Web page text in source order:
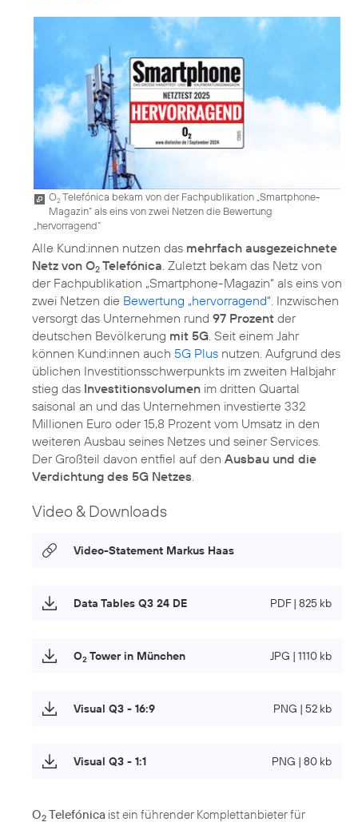
O2Telefónica bekam von der Fachpublikation „Smartphone-
Magazin“ als eins von zwei Netzen die Bewertung
„hervorragend“
Alle Kund:innen nutzen das mehrfach ausgezeichnete
Netz von O2 Telefónica. Zuletzt bekam das Netz von
der Fachpublikation „Smartphone-Magazin“ als eins von
zwei Netzen die Bewertung „hervorragend“. Inzwischen
versorgt das Unternehmen rund 97 Prozent der
deutschen Bevölkerung mit 5G. Seit einem Jahr
können Kund:innen auch 5G Plus nutzen. Aufgrund des
üblichen Investitionsschwerpunkts im zweiten Halbjahr
stieg das Investitionsvolumen im dritten Quartal
saisonal an und das Unternehmen investierte 332
Millionen Euro oder 15,8 Prozent vom Umsatz in den
weiteren Ausbau seines Netzes und seiner Services.
Der Großteil davon entfiel auf den Ausbau und die
Verdichtung des 5G Netzes.
Video & Downloads
Video-Statement Markus Haas
Data Tables Q3 24 DE PDF | 825 kb
O2 Tower in München JPG | 1110 kb
Visual Q3 - 16:9 PNG | 52 kb
Visual Q3 - 1:1 PNG | 80 kb
O2 Telefónica ist ein führender Komplettanbieter für